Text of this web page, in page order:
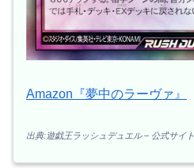
Amazon『夢中のラーヴァ』
出典:遊戯王ラッシュデュエル – 公式サイト